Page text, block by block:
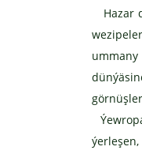
Hazar